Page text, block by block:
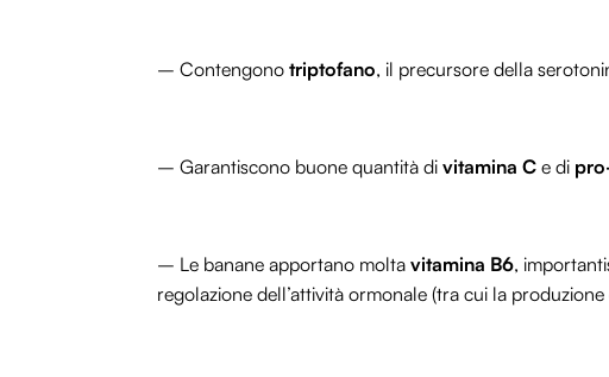
– Contengono triptofano, il precursore della
– Garantiscono buone quantità di vitamina C e di
– Le banane apportano molta vitamina B6,
regolazione dell’attività ormonale (tra cui la